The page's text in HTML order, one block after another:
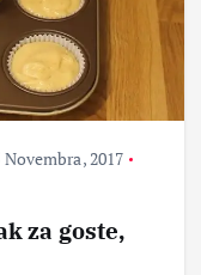
Novembra, 2017
za goste,